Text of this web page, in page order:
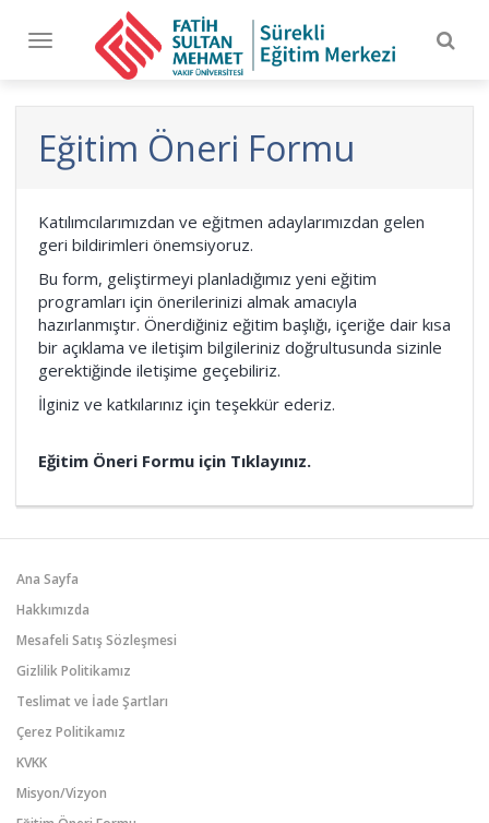
Toggle
navigation
Eğitim Öneri Formu
Katılımcılarımızdan ve eğitmen adaylarımızdan gelen
geri bildirimleri önemsiyoruz.
Bu form, geliştirmeyi planladığımız yeni eğitim
programları için önerilerinizi almak amacıyla
hazırlanmıştır. Önerdiğiniz eğitim başlığı, içeriğe dair kısa
bir açıklama ve iletişim bilgileriniz doğrultusunda sizinle
gerektiğinde iletişime geçebiliriz.
İlginiz ve katkılarınız için teşekkür ederiz.
Eğitim Öneri Formu için Tıklayınız.
Ana Sayfa
Hakkımızda
Mesafeli Satış Sözleşmesi
Gizlilik Politikamız
Teslimat ve İade Şartları
Çerez Politikamız
KVKK
Misyon/Vizyon